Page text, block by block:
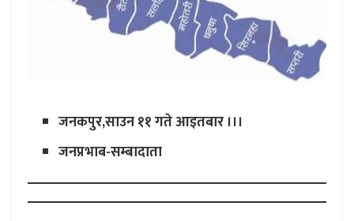
जनकपुर,साउन ११ गते आइतबार ।।।
जनप्रभाब-सम्बादाता